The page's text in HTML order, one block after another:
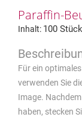
Paraffin-
Inhalt: 100
Für ein
verwenden Sie
Image. Nachdem
haben, stecken